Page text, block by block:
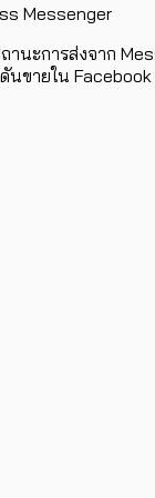
Messenger
นะการส่งจาก
นขายใน Facebook